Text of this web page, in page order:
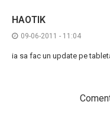
HAOTIK
09-06-2011 - 11:04
ia sa fac un update pe